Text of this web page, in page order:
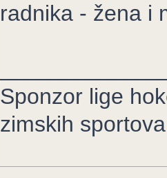
radnika - žena i
Sponzor lige
zimskih